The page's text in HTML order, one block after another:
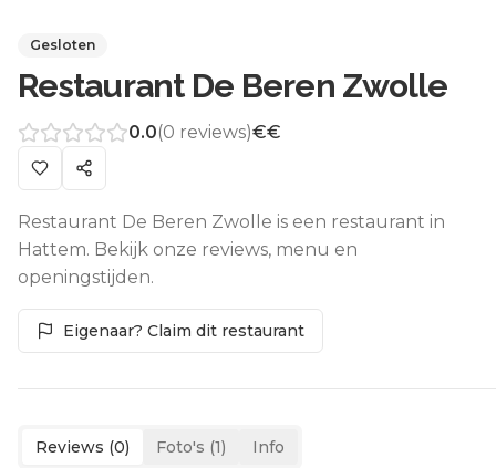
Gesloten
Restaurant De Beren Zwolle
0.0(0 reviews)€€
Restaurant De Beren Zwolle is een restaurant in
Hattem. Bekijk onze reviews, menu en
openingstijden.
Eigenaar? Claim dit restaurant
Reviews (0) Foto's (1) Info